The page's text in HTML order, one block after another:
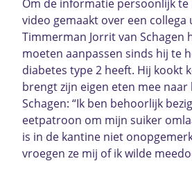
Om de informatie persoonlijk te
video gemaakt over een
Timmerman Jorrit van Schagen
moeten aanpassen sinds hij te
diabetes type 2 heeft. Hij kookt
brengt zijn eigen eten mee naar
Schagen: “Ik ben behoorlijk
eetpatroon om mijn suiker
is in de kantine niet
vroegen ze mij of ik wilde